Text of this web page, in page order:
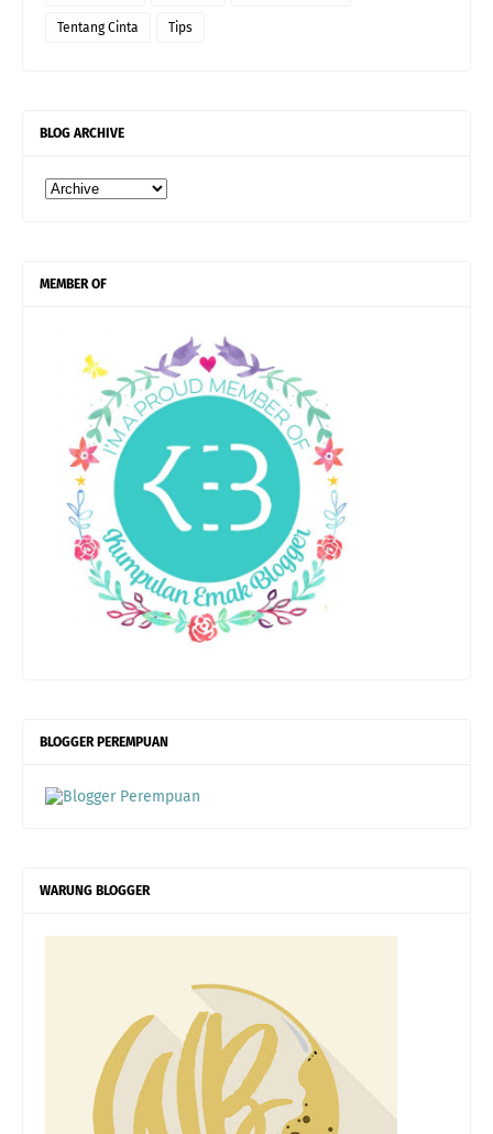
Tentang Cinta Tips
BLOG ARCHIVE
MEMBER OF
BLOGGER PEREMPUAN
WARUNG BLOGGER